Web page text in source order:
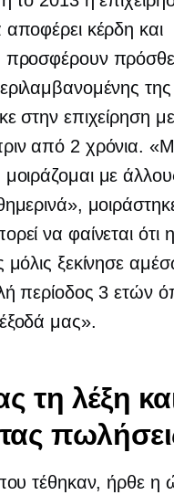
κέρδη και
στην επιχείρηση
από 2 χρόνια.
με
να φαίνεται ότι η
μόλις ξεκίνησε
περίοδος 3 ετών
μας».
τη λέξη
τέθηκαν, ήρθε η